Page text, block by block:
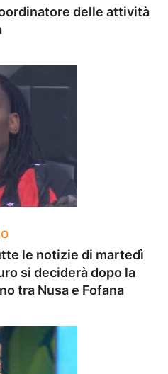
delle attività
le notizie di martedì
si deciderà dopo la
tra Nusa e Fofana